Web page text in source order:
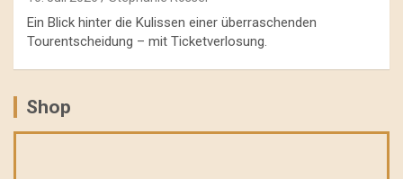
Ein Blick hinter die Kulissen einer überraschenden
Tourentscheidung – mit Ticketverlosung.
Shop